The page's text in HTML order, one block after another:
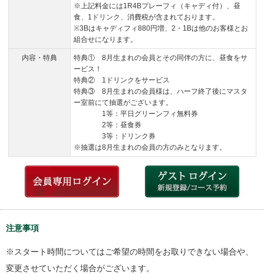
※上記料金には1R4Bプレーフィ（キャディ付）、昼
食、1ドリンク、消費税が含まれております。
※3Bはキャディフィ880円増、2・1Bは他のお客様とお
組合せになります。
内容・特典
特典① 8月生まれの会員とその同伴の方に、昼食をサ
ービス！
特典② 1ドリンクをサービス
特典③ 8月生まれの会員様は、ハーフ終了後にマスタ
ー室前にて抽選がございます。
1等：平日グリーンフィ無料券
2等：昼食券
3等：ドリンク券
※抽選は8月生まれの会員の方のみとなります。
注意事項
※スタート時間についてはご希望の時間をお取りできない場合や、
変更させていただく場合がございます。